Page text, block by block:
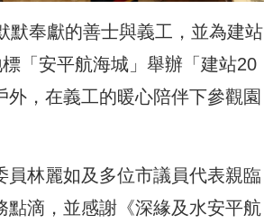
默奉獻的善士與義工，並為建站
「安平航海城」舉辦「建站20
，在義工的暖心陪伴下參觀園
林麗如及多位市議員代表親臨
滴，並感謝《深緣及水安平航